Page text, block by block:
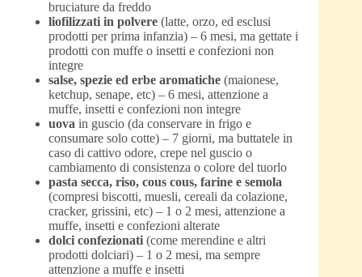
bruciature da freddo
liofilizzati in polvere (latte, orzo, ed esclusi
prodotti per prima infanzia) – 6 mesi, ma gettate i
prodotti con muffe o insetti e confezioni non
integre
salse, spezie ed erbe aromatiche (maionese,
ketchup, senape, etc) – 6 mesi, attenzione a
muffe, insetti e confezioni non integre
uova in guscio (da conservare in frigo e
consumare solo cotte) – 7 giorni, ma buttatele in
caso di cattivo odore, crepe nel guscio o
cambiamento di consistenza o colore del tuorlo
pasta secca, riso, cous cous, farine e semola
(compresi biscotti, muesli, cereali da colazione,
cracker, grissini, etc) – 1 o 2 mesi, attenzione a
muffe, insetti e confezioni alterate
dolci confezionati (come merendine e altri
prodotti dolciari) – 1 o 2 mesi, ma sempre
attenzione a muffe e insetti